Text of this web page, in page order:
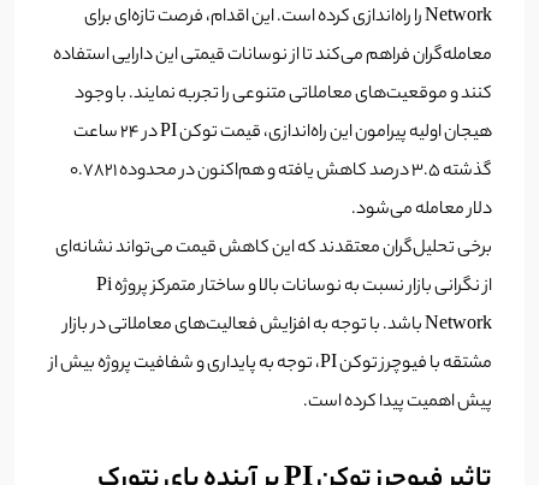
Network را راه‌اندازی کرده است. این اقدام، فرصت تازه‌ای برای
معامله‌گران فراهم می‌کند تا از نوسانات قیمتی این دارایی استفاده
کنند و موقعیت‌های معاملاتی متنوعی را تجربه نمایند. با وجود
هیجان اولیه پیرامون این راه‌اندازی، قیمت توکن PI در ۲۴ ساعت
گذشته ۳.۵ درصد کاهش یافته و هم‌اکنون در محدوده ۰.۷۸۲۱
دلار معامله می‌شود.
برخی تحلیل‌گران معتقدند که این کاهش قیمت می‌تواند نشانه‌ای
از نگرانی بازار نسبت به نوسانات بالا و ساختار متمرکز پروژه Pi
Network باشد. با توجه به افزایش فعالیت‌های معاملاتی در بازار
مشتقه با فیوچرز توکن PI، توجه به پایداری و شفافیت پروژه بیش از
پیش اهمیت پیدا کرده است.